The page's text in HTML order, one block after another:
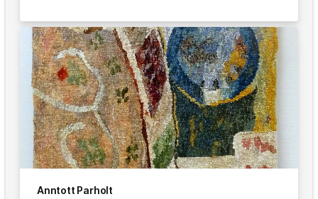
Anntott Parholt